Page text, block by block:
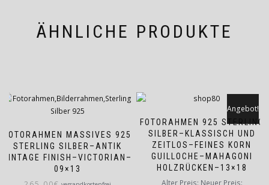
ÄHNLICHE PRODUKTE
FOTORAHMEN MASSIVES 925
STERLING SILBER–ANTIK
VINTAGE FINISH–VICTORIAN–
09×13
FOTORAHMEN 925 STERLING
SILBER–KLASSISCH UND
ZEITLOS–FEINES KORN
GUILLOCHE–MAHAGONI
HOLZRÜCKEN–13×18
Angebot!
Alter Preis: Ursprünglicher
Neuer Preis: